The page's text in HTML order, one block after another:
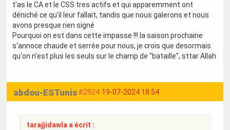
t'as le CA et le CSS tres actifs et qui apparemment ont
déniché ce qu'il leur fallait, tandis que nous galerons et nous
avons presque rien signé
Pourquoi on est dans cette impasse !!! la saison prochaine
s'annoce chaude et serrée pour nous, je crois que desormais
qu'on n'est plus les seuls sur le champ de "bataille", sttar Allah
#2924 19-07-2024 18:54
abdou-ESTunis
tarajjidawla a écrit :